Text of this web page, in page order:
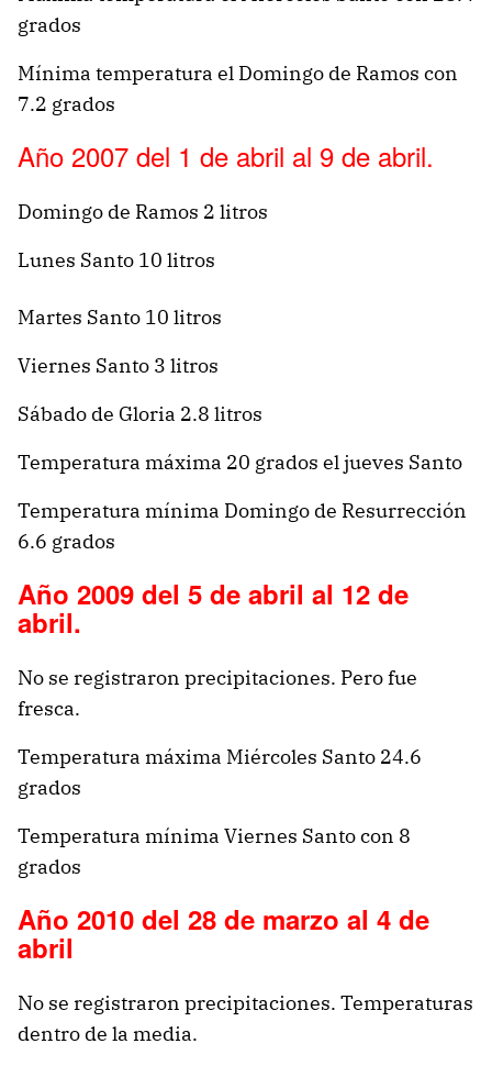
grados
Mínima temperatura el Domingo de Ramos con
7.2 grados
Año 2007 del 1 de abril al 9 de abril.
Domingo de Ramos 2 litros
Lunes Santo 10 litros
Martes Santo 10 litros
Viernes Santo 3 litros
Sábado de Gloria 2.8 litros
Temperatura máxima 20 grados el jueves Santo
Temperatura mínima Domingo de Resurrección
6.6 grados
Año 2009 del 5 de abril al 12 de
abril.
No se registraron precipitaciones. Pero fue
fresca.
Temperatura máxima Miércoles Santo 24.6
grados
Temperatura mínima Viernes Santo con 8
grados
Año 2010 del 28 de marzo al 4 de
abril
No se registraron precipitaciones. Temperaturas
dentro de la media.